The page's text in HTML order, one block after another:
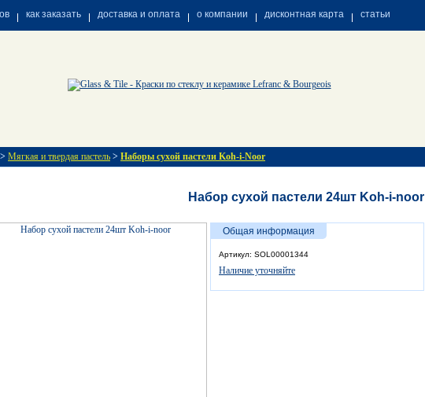
как заказать доставка и оплата о компании дисконтная карта статьи
> Мягкая и твердая пастель > Наборы сухой пастели Koh-i-Noor
Набор cухой пастели 24шт Koh-i-noor
Общая информация
Артикул: SOL00001344
Наличие уточняйте